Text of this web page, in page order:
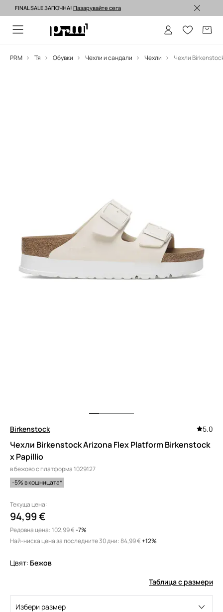
Изпращане до 24 часа >
FINAL SALE ЗАПОЧНА! Пазарувайте сега
PRM Тя Обувки Чехли и сандали Чехли
Birkenstock 5.0
Чехли Birkenstock Arizona Flex Platform Birkenstock
x Papillio
в бежово с платформа 1029127
-5% в кошницата*
Текуща цена:
94,99 €
Редовна цена:102,99 €-7%
Най-ниска цена за последните 30 дни:84,99 € +12%
Цвят:
бежов
Таблица с размери
Избери размер